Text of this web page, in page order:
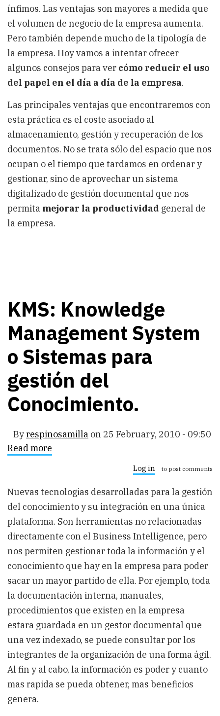
ínfimos. Las ventajas son mayores a medida que
el volumen de negocio de la empresa aumenta.
Pero también depende mucho de la tipología de
la empresa. Hoy vamos a intentar ofrecer
algunos consejos para ver cómo reducir el uso
del papel en el día a día de la empresa.
Las principales ventajas que encontraremos con
esta práctica es el coste asociado al
almacenamiento, gestión y recuperación de los
documentos. No se trata sólo del espacio que nos
ocupan o el tiempo que tardamos en ordenar y
gestionar, sino de aprovechar un sistema
digitalizado de gestión documental que nos
permita mejorar la productividad general de
la empresa.
KMS: Knowledge
Management System
o Sistemas para
gestión del
Conocimiento.
Byrespinosamilla on 25 February, 2010 - 09:50
Read more
o
Sistemas
para
gestión
del
Conocimiento.
Log in to post comments
Nuevas tecnologias desarrolladas para la gestión
del conocimiento y su integración en una única
plataforma. Son herramientas no relacionadas
directamente con el Business Intelligence, pero
nos permiten gestionar toda la información y el
conocimiento que hay en la empresa para poder
sacar un mayor partido de ella. Por ejemplo, toda
la documentación interna, manuales,
procedimientos que existen en la empresa
estara guardada en un gestor documental que
una vez indexado, se puede consultar por los
integrantes de la organización de una forma ágil.
Al fin y al cabo, la información es poder y cuanto
mas rapida se pueda obtener, mas beneficios
genera.